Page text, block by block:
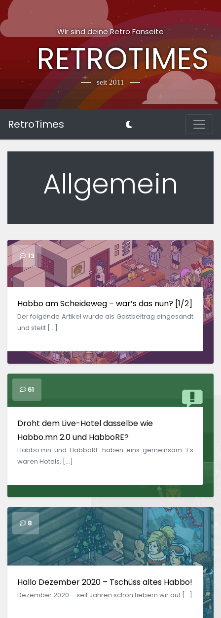
Wir sind deine Retro Fanseite
RETROTIMES
seit 2011
RetroTimes
Allgemein
13
Habbo am Scheideweg – war’s das nun? [1/2]
Der folgende Artikel wurde als Gastbeitrag eingesandt
und stellt […]
61
Droht dem Live-Hotel dasselbe wie
Habbo.mn 2.0 und HabboRE?
Habbo.mn und HabboRE haben eins gemeinsam: Es
waren Hotels, […]
8
Hallo Dezember 2020 – Tschüss altes Habbo!
Dezember 2020 – seit Jahren schon fiebern wir auf […]